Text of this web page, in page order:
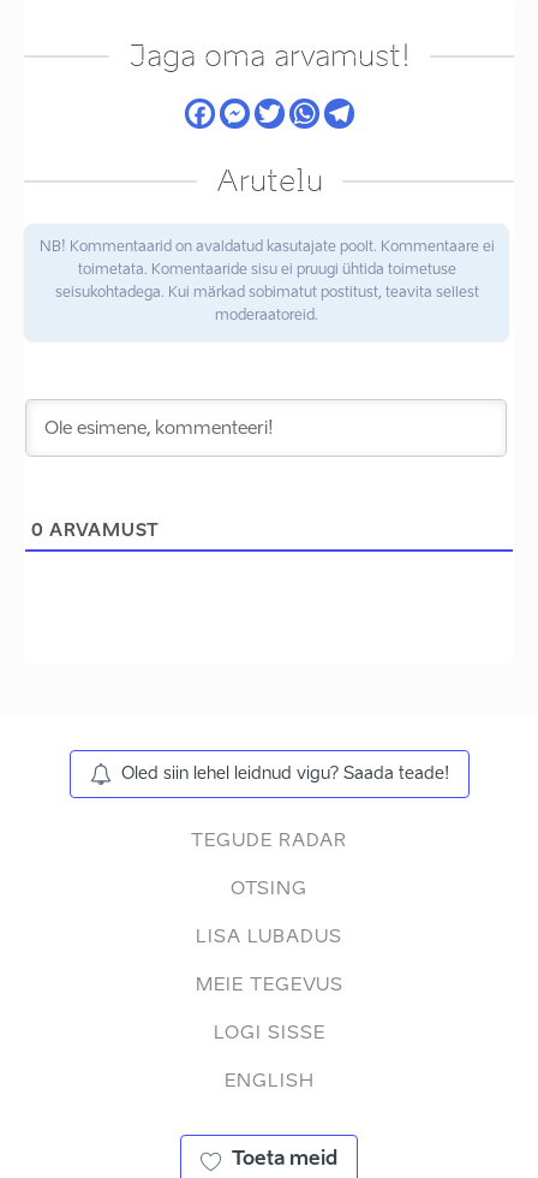
Jaga oma arvamust!
Arutelu
NB! Kommentaarid on avaldatud kasutajate poolt. Kommentaare ei
toimetata. Komentaaride sisu ei pruugi ühtida toimetuse
seisukohtadega. Kui märkad sobimatut postitust, teavita sellest
moderaatoreid.
0 ARVAMUST
Oled siin lehel leidnud vigu? Saada teade!
TEGUDE RADAR
OTSING
LISA LUBADUS
MEIE TEGEVUS
LOGI SISSE
ENGLISH
Toeta meid